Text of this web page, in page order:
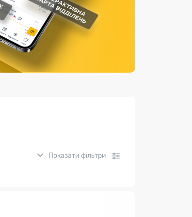
Страхові послуги
Каталог «Укрпошта Маркет»
Показати фільтри